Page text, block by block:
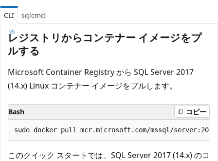
CLI sqlcmd
レジストリからコンテナー イメージをプ
ルする
Microsoft Container Registry から SQL Server 2017
(14.x) Linux コンテナー イメージをプルします。
Bash コピー
このクイック スタートでは、SQL Server 2017 (14.x) のコ